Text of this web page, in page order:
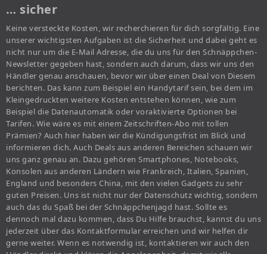
… sicher
Keine versteckte Kosten, wir recherchieren für dich sorgfältig. Eine
unserer wichtigsten Aufgaben ist die Sicherheit und dabei geht es
nicht nur um die E-Mail Adresse, die du uns für den Schnäppchen-
Newsletter gegeben hast, sondern auch darum, dass wir uns den
Händler genau anschauen, bevor wir über einen Deal von Diesem
berichten. Das kann zum Beispiel ein Handytarif sein, bei dem im
Kleingedruckten weitere Kosten entstehen können, wie zum
Beispiel die Datenautomatik oder voraktivierte Optionen bei
Tarifen. Wie wäre es mit einem Zeitschriften-Abo mit tollen
Prämien? Auch hier haben wir die Kündigungsfrist im Blick und
informieren dich. Auch Deals aus anderen Bereichen schauen wir
uns ganz genau an. Dazu gehören Smartphones, Notebooks,
Konsolen aus anderen Ländern wie Frankreich, Italien, Spanien,
England und besonders China, mit den vielen Gadgets zu sehr
guten Preisen. Uns ist nicht nur der Datenschutz wichtig, sondern
auch das du Spaß bei der Schnäppchenjagd hast. Sollte es
dennoch mal dazu kommen, dass Du Hilfe brauchst, kannst du uns
jederzeit über das Kontaktformular erreichen und wir helfen dir
gerne weiter. Wenn es notwendig ist, kontaktieren wir auch den